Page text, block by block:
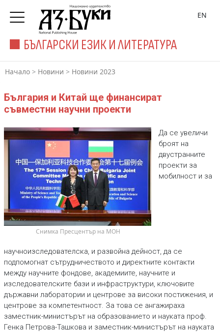
БЪЛГАРСКИ ЕЗИК И ЛИТЕРАТУРА
EN
Начало > Новини > Новини 2023
България и Китай ще финансират
съвместни научни проекти
Снимка Пресцентър на МОН
Да се увеличи
броят на
двустранните
проекти за
мобилност и за
научноизследователска, и развойна дейност, да се
подпомогнат сътрудничеството и директните контакти
между научните фондове, академиите, научните и
изследователските бази и инфраструктури, ключовите
държавни лаборатории и центрове за високи постижения, и
центрове за компетентност. За това се ангажираха
заместник-министърът на образованието и науката проф.
Генка Петрова-Ташкова и заместник-министърът на науката